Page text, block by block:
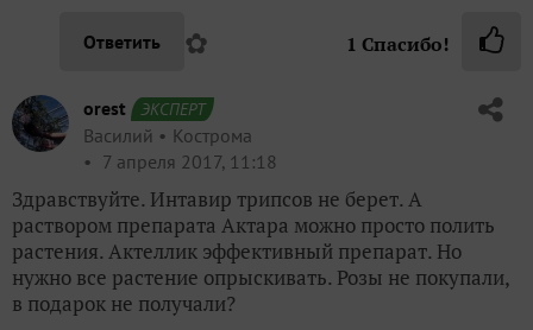
Ответить ✿ 1 Спасибо!
orest ЭКСПЕРТ
Василий
Кострома
7 апреля 2017, 11:18
Здравствуйте. Интавир трипсов не берет. А
раствором препарата Актара можно просто полить
растения. Актеллик эффективный препарат. Но
нужно все растение опрыскивать. Розы не покупали,
в подарок не получали?